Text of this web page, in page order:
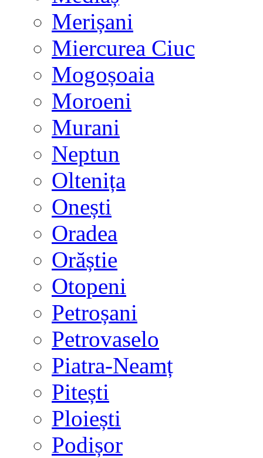
Merișani
Miercurea Ciuc
Mogoșoaia
Moroeni
Murani
Neptun
Oltenița
Onești
Oradea
Orăștie
Otopeni
Petroșani
Petrovaselo
Piatra-Neamț
Pitești
Ploiești
Podișor